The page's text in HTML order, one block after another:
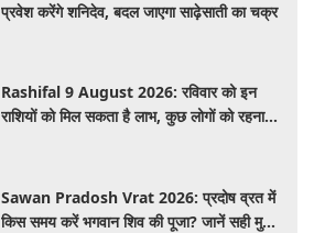
प्रवेश करेंगे शनिदेव, बदल जाएगा साढ़ेसाती का चक्र
Rashifal 9 August 2026: रविवार को इन
राशियों को मिल सकता है लाभ, कुछ लोगों को रहना
Sawan Pradosh Vrat 2026: प्रदोष व्रत में
किस समय करें भगवान शिव की पूजा? जानें सही मुहूर्त